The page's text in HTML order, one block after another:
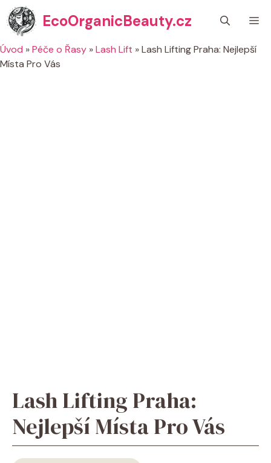
Přeskočit
na
obsah
EcoOrganicBeauty.cz
Úvod »Péče o Řasy »Lash Lift »Lash Lifting Praha: Nejlepší
Místa Pro Vás
Lash Lifting Praha:
Nejlepší Místa Pro Vás